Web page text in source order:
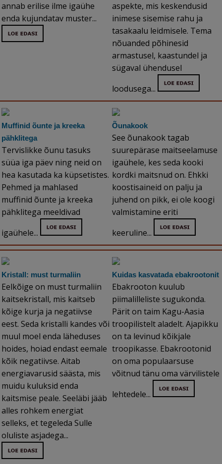
annab erilise ilme igaühe
enda kujundatav muster...
aspekte, mis keskendusid
inimese sisemise rahu ja
tasakaalu leidmisele. Tema
nõuanded põhinesid
armastusel, kaastundel ja
sügaval ühendusel
loodusega...
Muffinid õunte ja kreeka
pähklitega
Tervislikke õunu tasuks
süüa iga päev ning neid on
hea kasutada ka küpsetistes.
Pehmed ja mahlased
muffinid õunte ja kreeka
pähklitega meeldivad
igaühele...
Õunakook
See õunakook tagab
suurepärase maitseelamuse
igaühele, kes seda kooki
kordki maitsnud on. Ehkki
koostisaineid on palju ja
juhend on pikk, ei ole koogi
valmistamine eriti
keeruline...
Kristall: must turmaliin
Eelkõige on must turmaliin
kaitsekristall, mis kaitseb
kõige kurja ja negatiivse
eest. Seda kristalli kandes või
muul moel enda läheduses
hoides, hoiad endast eemale
kõik negatiivse. Aitab
energiavarusid säästa, mis
muidu kuluksid enda
kaitsmise peale. Seeläbi jääb
alles rohkem energiat
selleks, et tegeleda Sulle
oluliste asjadega...
Kuidas kasvatada ebakrootonit
Ebakrooton kuulub
piimalilleliste sugukonda.
Pärit on taim Kagu-Aasia
troopilistelt aladelt. Ajapikku
on ta levinud kõikjale
troopikasse. Ebakrootonid
on oma populaarsuse
võitnud tänu oma värvilistele
lehtedele...